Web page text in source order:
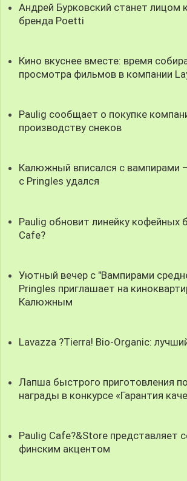
Андрей Бурковский станет лицом
бренда Poetti
Кино вкуснее вместе: время
просмотра фильмов в компании
Paulig сообщает о покупке
производству снеков
Калюжный вписался с вампирами
с Pringles удался
Paulig обновит линейку кофейных
Cafe?
Уютный вечер с "Вампирами
Pringles приглашает на
Калюжным
Lavazza ?Tierra! Bio-Organic:
Лапша быстрого приготовления
награды в конкурсе «Гарантия
Paulig Cafe?&Store представляет
финским акцентом